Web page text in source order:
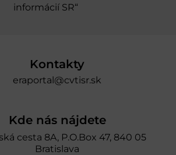
informácií SR“
Kontakty
eraportal@cvtisr.sk
Kde nás nájdete
cesta 8A, P.O.Box 47, 840 05
Bratislava